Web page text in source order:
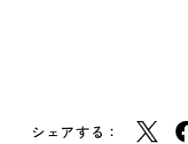
シェアする：